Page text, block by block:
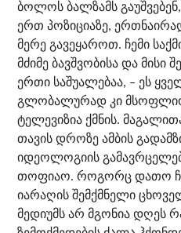
ბოლოს ბალზამს
ერთ პოზიციაზე,
მერე გავეყაროთ. ჩემი
მძიმე ბავშვობისა და მისი
ერთი საშუალებაა, – ეს
გლობალურად კი
ტელევიზია ქმნის.
თავის დროზე ამბის
იდეოლოგიის
თოფიაო. როგორც დათო
იარაღის შემქმნელი
მედიუმს არ მგონია დღეს